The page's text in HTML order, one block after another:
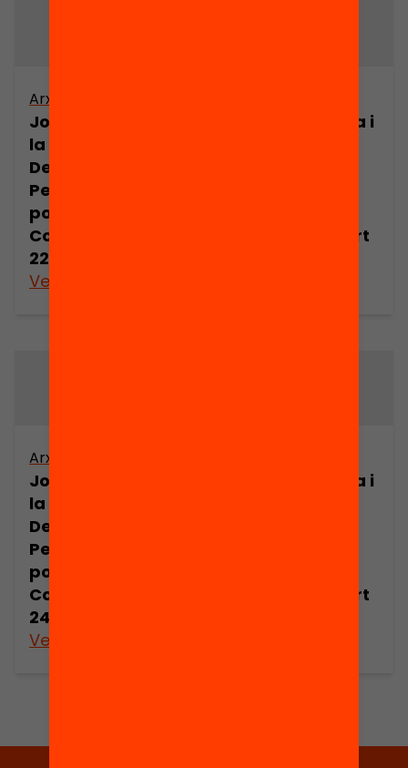
Arxiu
Joan Comorera i
la Revolució
Democràtica.
Pensament
polític de Joan
Comorera (part
22)
Veure’n més
Joan Comorera i
Comorera (part
Arxiu
Joan Comorera i
la Revolució
Democràtica.
Pensament
polític de Joan
Comorera (part
24)
Veure’n més
Joan Comorera i
Comorera (part